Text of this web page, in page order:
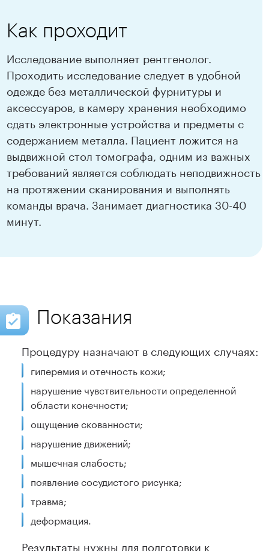
Как проходит
Исследование выполняет рентгенолог.
Проходить исследование следует в удобной
одежде без металлической фурнитуры и
аксессуаров, в камеру хранения необходимо
сдать электронные устройства и предметы с
содержанием металла. Пациент ложится на
выдвижной стол томографа, одним из важных
требований является соблюдать неподвижность
на протяжении сканирования и выполнять
команды врача. Занимает диагностика 30-40
минут.
Показания
Процедуру назначают в следующих случаях:
гиперемия и отечность кожи;
нарушение чувствительности определенной
области конечности;
ощущение скованности;
нарушение движений;
мышечная слабость;
появление сосудистого рисунка;
травма;
деформация.
Результаты нужны для подготовки к